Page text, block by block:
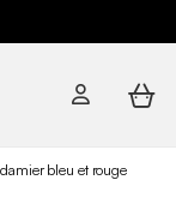
bleu et rouge